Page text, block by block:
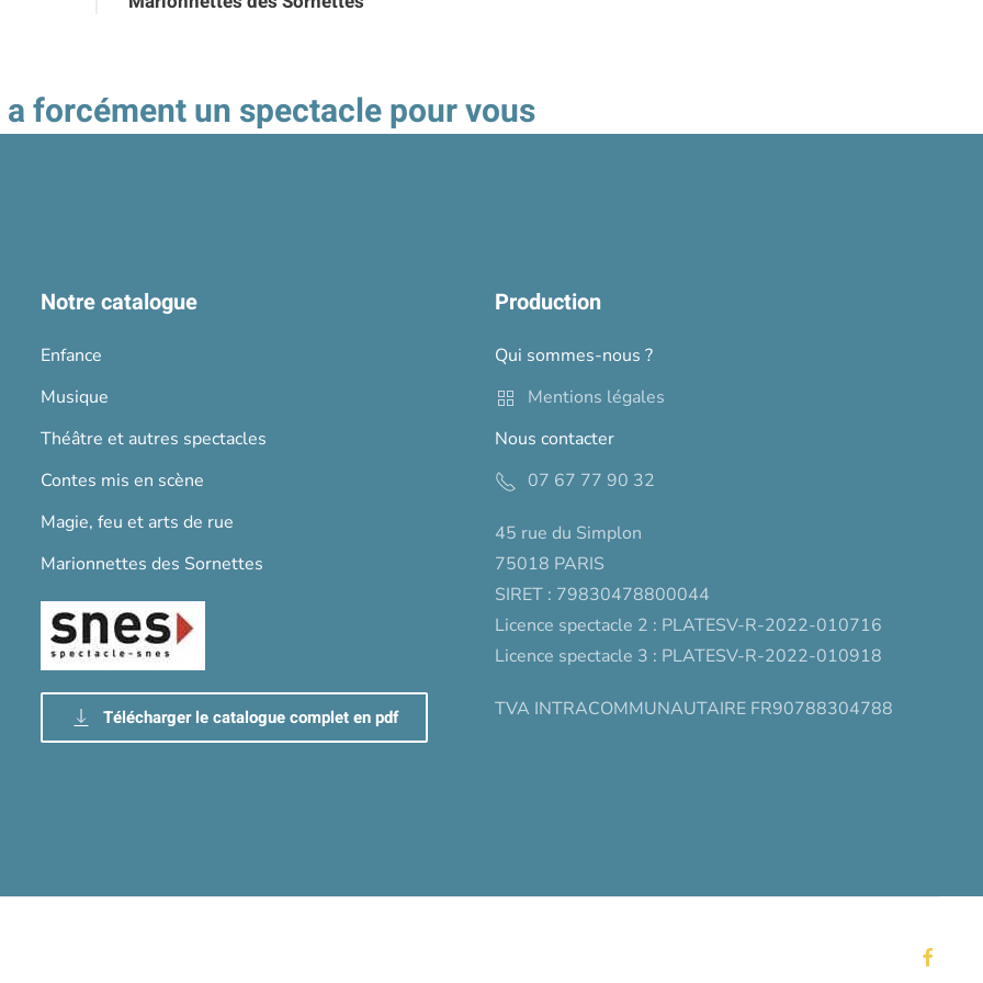
forcément un spectacle pour vous
Notre catalogue
Enfance
Musique
Théâtre et autres spectacles
Contes mis en scène
Magie, feu et arts de rue
Marionnettes des Sornettes
Télécharger le catalogue complet en pdf
Production
Qui sommes-nous ?
Mentions légales
Nous contacter
07 67 77 90 32
45 rue du Simplon
75018 PARIS
SIRET : 79830478800044
Licence spectacle 2 : PLATESV-R-2022-010716
Licence spectacle 3 : PLATESV-R-2022-010918
TVA INTRACOMMUNAUTAIRE FR90788304788